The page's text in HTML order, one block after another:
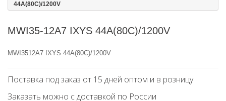
44A(80C)/1200V
MWI35-12A7 IXYS 44A(80C)/1200V
MWI3512A7 IXYS 44A(80C)/1200V
Поставка под заказ от 15 дней оптом и в розницу
Заказать можно с доставкой по России